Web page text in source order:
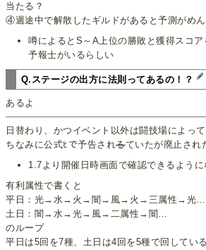
当たる？
④週途中で解散したギルドがあると予測がめ
噂によるとS～A上位の勝敗と獲得スコ
予報士がいるらしい
Q.ステージの出方に法則ってあるの！？
あるよ
日替わり、かつイベント以外は闘技場によって
ちなみに公式ﾋで予告されるていたが廃止され
1.7より開催日時画面で確認できるように
有利属性で書くと
平日：光→水→火→闇→風→火→三属性→光…
土日：闇→水→光→風→二属性→闇…
のループ
平日は5回を7種、土日は4回を5種で回してい